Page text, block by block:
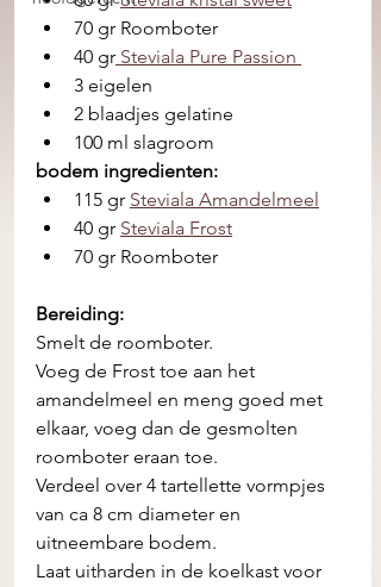
70 gr Roomboter
40 gr Steviala Pure Passion
3 eigelen
2 blaadjes gelatine
100 ml slagroom
bodem ingredienten:
115 gr Steviala Amandelmeel
40 gr Steviala Frost
70 gr Roomboter
Bereiding:
Smelt de roomboter.
Voeg de Frost toe aan het
amandelmeel en meng goed met
elkaar, voeg dan de gesmolten
roomboter eraan toe.
Verdeel over 4 tartellette vormpjes
van ca 8 cm diameter en
uitneembare bodem.
Laat uitharden in de koelkast voor